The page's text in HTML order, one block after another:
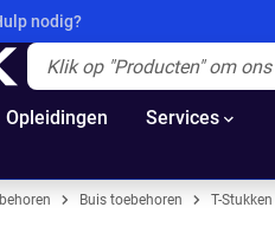
nodig?
APOK
Opleidingen Services
Buis toebehoren T-Stukken